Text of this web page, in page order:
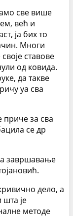
све више
већ и
ја бих то
Многи
ставове
од ковида.
да такве
уа сва
за сва
се др
завршавање
дело, а
је
методе